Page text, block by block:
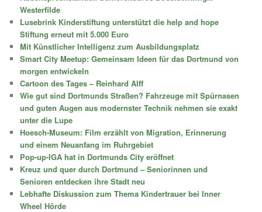
Westerfilde
Lusebrink Kinderstiftung unterstützt die help and hope
Stiftung erneut mit 5.000 Euro
Mit Künstlicher Intelligenz zum Ausbildungsplatz
Smart City Meetup: Gemeinsam Ideen für das Dortmund von
morgen entwickeln
Cartoon des Tages – Reinhard Alff
Wie gut sind Dortmunds Straßen? Fahrzeuge mit Spürnasen
und guten Augen aus modernster Technik nehmen sie exakt
unter die Lupe
Hoesch-Museum: Film erzählt von Migration, Erinnerung
und einem Neuanfang im Ruhrgebiet
Pop-up-IGA hat in Dortmunds City eröffnet
Kreuz und quer durch Dortmund – Seniorinnen und
Senioren entdecken ihre Stadt neu
Lebhafte Diskussion zum Thema Kindertrauer bei Inner
Wheel Hörde